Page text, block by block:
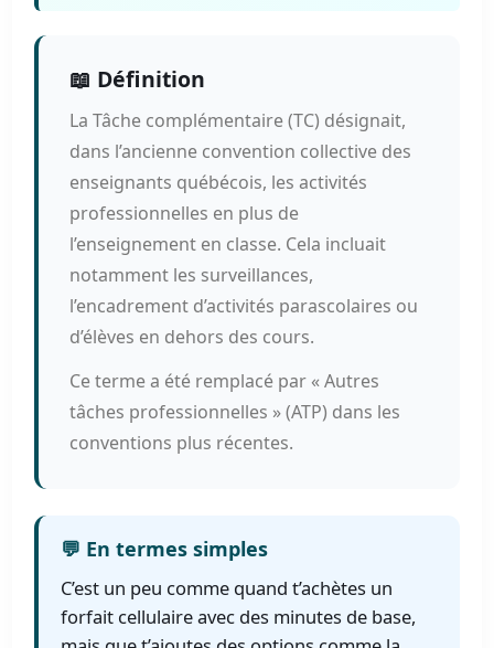
📖 Définition
La Tâche complémentaire (TC) désignait,
dans l’ancienne convention collective des
enseignants québécois, les activités
professionnelles en plus de
l’enseignement en classe. Cela incluait
notamment les surveillances,
l’encadrement d’activités parascolaires ou
d’élèves en dehors des cours.
Ce terme a été remplacé par « Autres
tâches professionnelles » (ATP) dans les
conventions plus récentes.
💬 En termes simples
C’est un peu comme quand t’achètes un
forfait cellulaire avec des minutes de base,